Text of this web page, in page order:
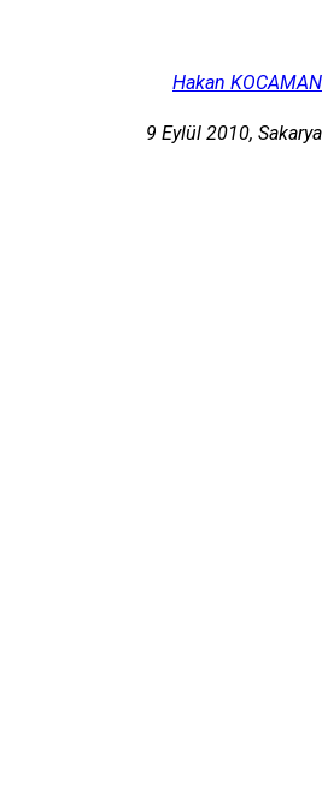
Hakan KOCAMAN
9 Eylül 2010, Sakarya